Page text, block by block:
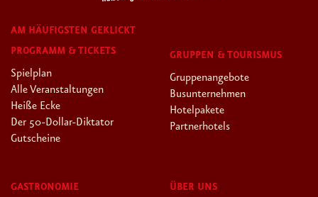
AM HÄUFIGSTEN GEKLICKT
PROGRAMM & TICKETS
Spielplan
Alle Veranstaltungen
Heiße Ecke
Der 50-Dollar-Diktator
Gutscheine
GRUPPEN & TOURISMUS
Gruppenangebote
Busunternehmen
Hotelpakete
Partnerhotels
GASTRONOMIE ÜBER UNS